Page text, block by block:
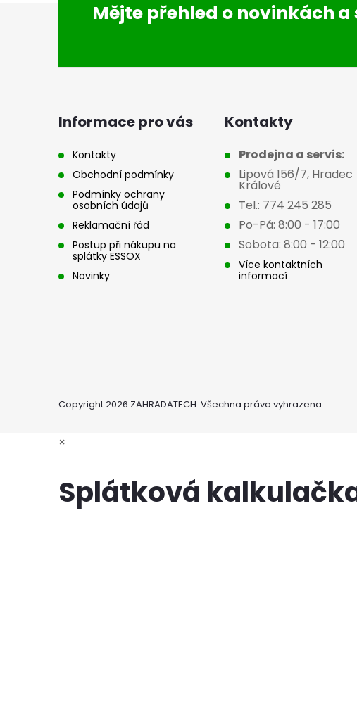
Mějte přehled o novinkách a
Informace pro vás
Kontakty
Obchodní podmínky
Podmínky ochrany
osobních údajů
Reklamační řád
Postup při nákupu na
splátky ESSOX
Novinky
Kontakty
Prodejna a servis:
Lipová 156/7, Hradec
Králové
Tel.: 774 245 285
Po-Pá: 8:00 - 17:00
Sobota: 8:00 - 12:00
Více kontaktních
informací
Copyright 2026 ZAHRADATECH. Všechna práva vyhrazena.
×
Splátková kalkulačka